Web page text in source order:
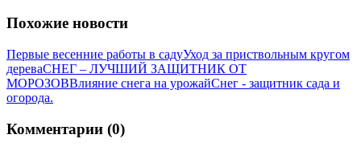
Похожие новости
Первые весенние работы в садуУход за приствольным кругом
дереваСНЕГ – ЛУЧШИЙ ЗАЩИТНИК ОТ
МОРОЗОВВлияние снега на урожайСнег - защитник сада и
огорода.
Комментарии (0)